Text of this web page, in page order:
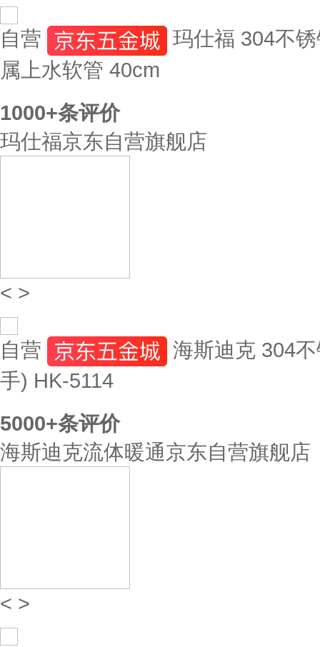
自营
玛仕福 304不
属上水软管 40cm
1000+条评价
玛仕福京东自营旗舰店
< >
自营
海斯迪克 304
手) HK-5114
5000+条评价
海斯迪克流体暖通京东自营旗舰店
< >